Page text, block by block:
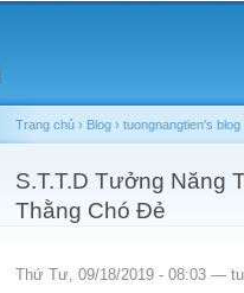
You are here
Trang chủ › Blog › tuongnangtien's blog
S.T.T.D Tưởng Năng
Thằng Chó Đẻ
Thứ Tư, 09/18/2019 - 08:03 —